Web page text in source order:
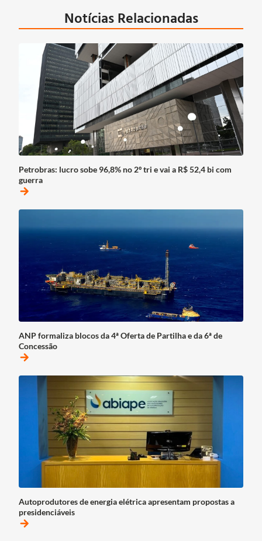
Notícias Relacionadas
Petrobras: lucro sobe 96,8% no 2º tri e vai a R$ 52,4 bi com
guerra
arrow_forward
ANP formaliza blocos da 4ª Oferta de Partilha e da 6ª de
Concessão
arrow_forward
Autoprodutores de energia elétrica apresentam propostas a
presidenciáveis
arrow_forward